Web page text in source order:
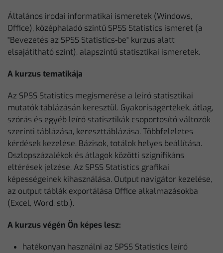
Általános irodai informatikai ismeretek (Windows,
Office), középhaladó szintű SPSS Statistics ismeret (a
"Bevezetés az SPSS Statistics-be" kurzus alatt
elsajátítható szint), alapszintű statisztikai ismeretek.
A kurzus tematikája
Az SPSS Statistics megismerése a leíró statisztikai
mutatók táblázásán keresztül. Gyakoriságértékek, átlag,
szórás és egyéb leíró statisztikák csoportosító változók
szerinti táblázása, kereszttáblázása. Többfeleletes
kérdések kezelése. Bázisok, totálok helyes beállítása.
Oszlopszázalékok és átlagok közötti szignifikáns
eltérések jelzése. Az SPSS Statistics grafikai
képességeinek kihasználása. Output navigátor kezelése,
az output táblák exportálása Office alkalmazásokba
(Excel, Word, stb.).
A kurzus végén Ön képes lesz:
hatékonyan használni az SPSS Statistics leíró